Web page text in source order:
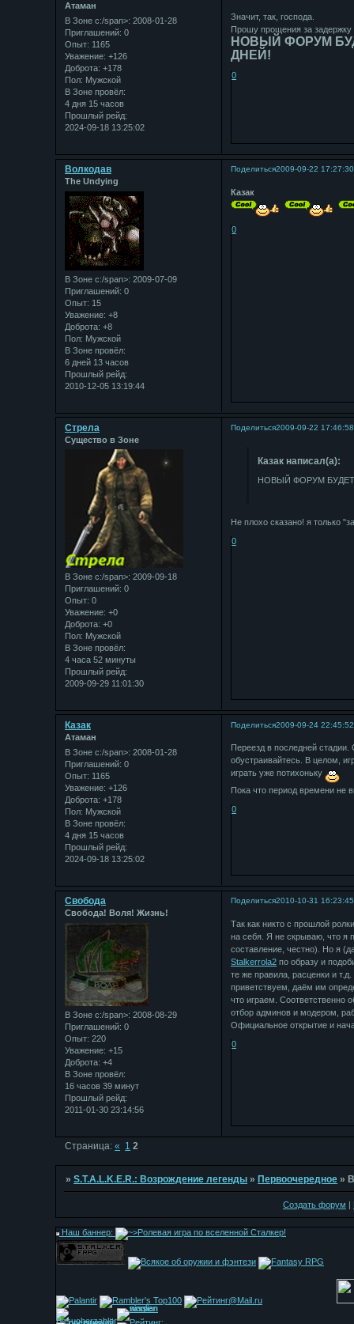
Атаман
В Зоне с:/span>: 2008-01-28
Приглашений: 0
Опыт: 1165
Уважение: +126
Доброта: +178
Пол: Мужской
В Зоне провёл:
4 дня 15 часов
Прошлый рейд:
2024-09-18 13:25:02
Значит, так, господа.
Прошу прощения за
НОВЫЙ ФОРУМ
ДНЕЙ!
0
Поделиться2009-09-22 17:27:30
Bолкодав
The Undying
В Зоне с:/span>: 2009-07-09
Приглашений: 0
Опыт: 15
Уважение: +8
Доброта: +8
Пол: Мужской
В Зоне провёл:
6 дней 13 часов
Прошлый рейд:
2010-12-05 13:19:44
Казак
0
Поделиться2009-09-22 17:46:58
Стрела
Существо в Зоне
В Зоне с:/span>: 2009-09-18
Приглашений: 0
Опыт: 0
Уважение: +0
Доброта: +0
Пол: Мужской
В Зоне провёл:
4 часа 52 минуты
Прошлый рейд:
2009-09-29 11:01:30
Казак написал(а):
НОВЫЙ ФОРУМ
Не плохо сказано! я только
0
Поделиться2009-09-24 22:45:52
Казак
Атаман
В Зоне с:/span>: 2008-01-28
Приглашений: 0
Опыт: 1165
Уважение: +126
Доброта: +178
Пол: Мужской
В Зоне провёл:
4 дня 15 часов
Прошлый рейд:
2024-09-18 13:25:02
Переезд в последней
обустраивайтесь. В целом,
играть уже потихоньку
Пока что период времени не
0
Поделиться2010-10-31 16:23:45
Свобода
Свобода! Воля! Жизнь!
В Зоне с:/span>: 2008-08-29
Приглашений: 0
Опыт: 220
Уважение: +15
Доброта: +4
В Зоне провёл:
16 часов 39 минут
Прошлый рейд:
2011-01-30 23:14:56
Так как никто с прошлой
на себя. Я не скрываю, что я
составление, честно). Но я
Stalkerrola2 по образу и
те же правила, расценки и
приветствуем, даём им
что играем. Соответственно
отбор админов и модером,
Официальное открытие и
0
Страница:« 1 2
»S.T.A.L.K.E.R.: Возрождение легенды » Первоочередное »
Создать форум |
Наш баннер: